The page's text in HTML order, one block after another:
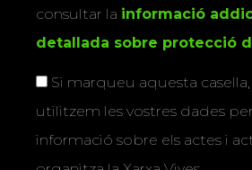
consultar la informació
detallada sobre protecció
Si marqueu aquesta
utilitzem les vostres dades
informació sobre els actes i